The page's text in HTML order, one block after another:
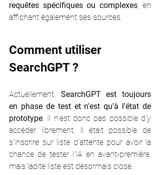
requêtes spécifiques ou complexes, en
affichant également ses sources.
Comment utiliser
SearchGPT ?
Actuellement, SearchGPT est toujours
en phase de test et n'est qu'à l'état de
prototype. Il n'est donc pas possible d'y
accéder librement. Il était possible de
s'inscrire sur liste d'attente pour avoir la
chance de tester l'IA en avant-première,
mais ladite liste est désormais close.